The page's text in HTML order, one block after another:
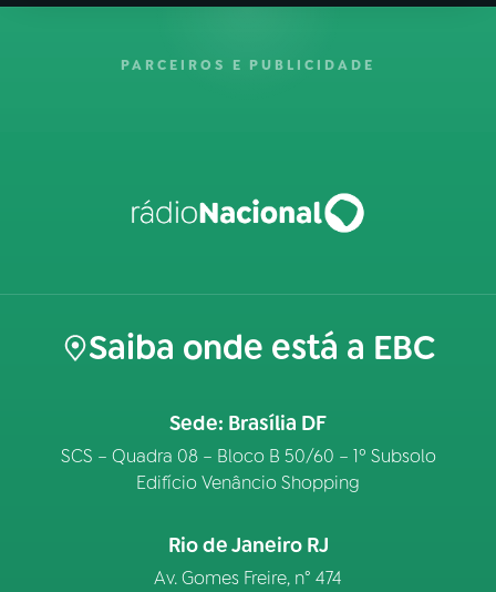
PARCEIROS E PUBLICIDADE
Saiba onde está a EBC
Sede: Brasília DF
SCS – Quadra 08 – Bloco B 50/60 – 1º Subsolo
Edifício Venâncio Shopping
Rio de Janeiro RJ
Av. Gomes Freire, n° 474